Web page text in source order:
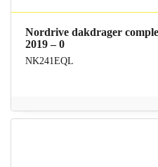
Nordrive dakdrager
2019 – 0
NK241EQL